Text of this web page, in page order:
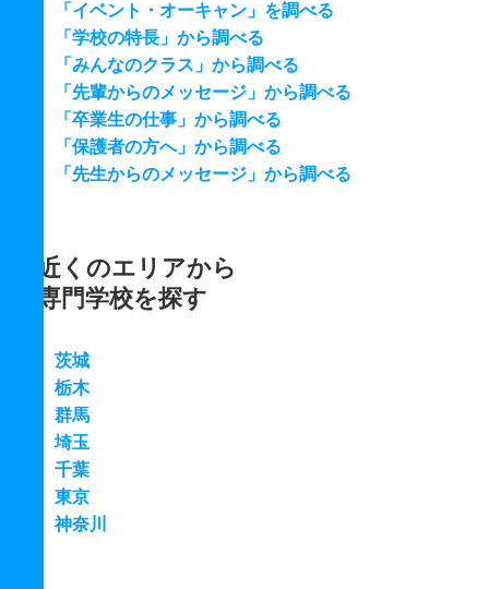
「イベント・オーキャン」を調べる
「学校の特長」から調べる
「みんなのクラス」から調べる
「先輩からのメッセージ」から調べる
「卒業生の仕事」から調べる
「保護者の方へ」から調べる
「先生からのメッセージ」から調べる
近くのエリアから
専門学校を探す
茨城
栃木
群馬
埼玉
千葉
東京
神奈川